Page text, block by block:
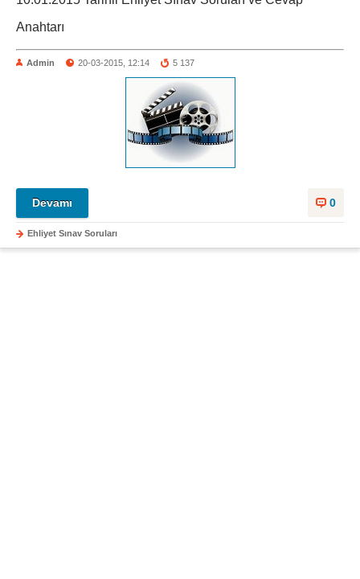
Anahtarı
Admin 20-03-2015, 12:14 5 137
0
Devamı
Ehliyet Sınav Soruları